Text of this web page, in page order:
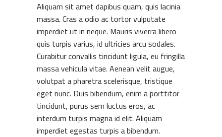
Aliquam sit amet dapibus quam, quis lacinia
massa. Cras a odio ac tortor vulputate
imperdiet ut in neque. Mauris viverra libero
quis turpis varius, id ultricies arcu sodales.
Curabitur convallis tincidunt ligula, eu fringilla
massa vehicula vitae. Aenean velit augue,
volutpat a pharetra scelerisque, tristique
eget nunc. Duis bibendum, enim a porttitor
tincidunt, purus sem luctus eros, ac
interdum turpis magna id elit. Aliquam
imperdiet egestas turpis a bibendum.